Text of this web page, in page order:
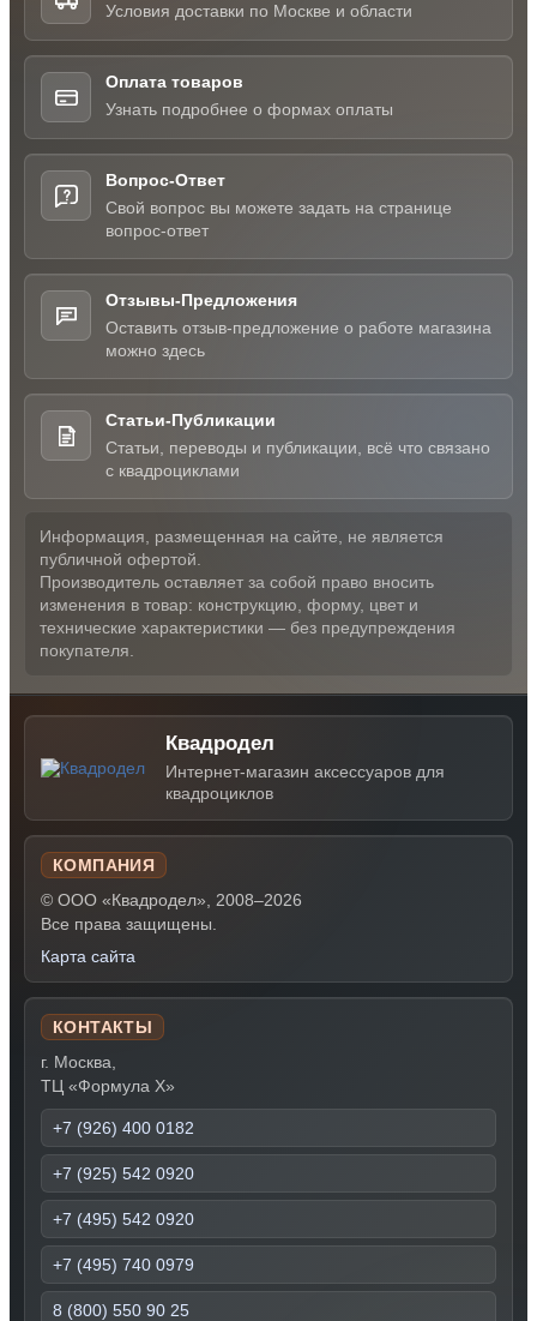
Условия доставки по Москве и области
Оплата товаров
Узнать подробнее о формах оплаты
Вопрос-Ответ
Свой вопрос вы можете задать на странице
вопрос-ответ
Отзывы-Предложения
Оставить отзыв-предложение о работе магазина
можно здесь
Статьи-Публикации
Статьи, переводы и публикации, всё что связано
с квадроциклами
Информация, размещенная на сайте, не является
публичной офертой.
Производитель оставляет за собой право вносить
изменения в товар: конструкцию, форму, цвет и
технические характеристики — без предупреждения
покупателя.
Квадродел
Интернет-магазин аксессуаров для
квадроциклов
КОМПАНИЯ
© ООО «Квадродел», 2008–2026
Все права защищены.
Карта сайта
КОНТАКТЫ
г. Москва,
ТЦ «Формула Х»
+7 (926) 400 0182
+7 (925) 542 0920
+7 (495) 542 0920
+7 (495) 740 0979
8 (800) 550 90 25